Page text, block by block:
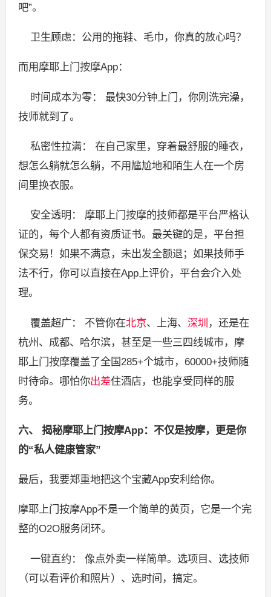
吧”。
卫生顾虑：公用的拖鞋、毛巾，你真的放心吗？
而用摩耶上门按摩App：
时间成本为零： 最快30分钟上门，你刚洗完澡，
技师就到了。
私密性拉满： 在自己家里，穿着最舒服的睡衣，
想怎么躺就怎么躺，不用尴尬地和陌生人在一个房
间里换衣服。
安全透明： 摩耶上门按摩的技师都是平台严格认
证的，每个人都有资质证书。最关键的是，平台担
保交易！如果不满意，未出发全额退；如果技师手
法不行，你可以直接在App上评价，平台会介入处
理。
覆盖超广： 不管你在北京、上海、 深圳 ，还是在
杭州、成都、哈尔滨，甚至是一些三四线城市，摩
耶上门按摩覆盖了全国285+个城市，60000+技师随
时待命。哪怕你出差住酒店，也能享受同样的服
务。
六、 揭秘摩耶上门按摩App：不仅是按摩，更是你
的“私人健康管家”
最后，我要郑重地把这个宝藏App安利给你。
摩耶上门按摩App不是一个简单的黄页，它是一个完
整的O2O服务闭环。
一键直约： 像点外卖一样简单。选项目、选技师
（可以看评价和照片）、选时间，搞定。